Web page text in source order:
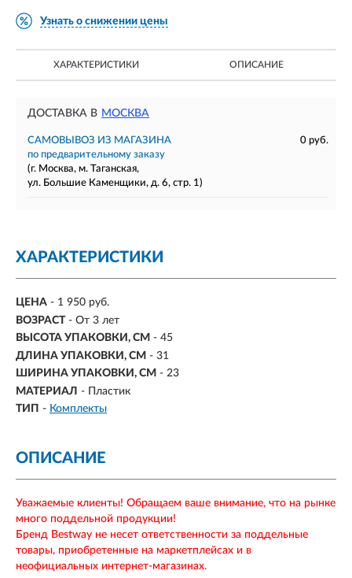
Узнать о снижении цены
ХАРАКТЕРИСТИКИ ОПИСАНИЕ
ДОСТАВКА В МОСКВА
САМОВЫВОЗ ИЗ МАГАЗИНА
0 руб.
по предварительному заказу
(г. Москва, м. Таганская,
ул. Большие Каменщики, д. 6, стр. 1)
ХАРАКТЕРИСТИКИ
ЦЕНА - 1 950 руб.
ВОЗРАСТ - От 3 лет
ВЫСОТА УПАКОВКИ, СМ - 45
ДЛИНА УПАКОВКИ, СМ - 31
ШИРИНА УПАКОВКИ, СМ - 23
МАТЕРИАЛ - Пластик
ТИП - Комплекты
ОПИСАНИЕ
Уважаемые клиенты! Обращаем ваше внимание, что на рынке
много поддельной продукции!
Бренд Bestway не несет ответственности за поддельные
товары, приобретенные на маркетплейсах и в
неофициальных интернет-магазинах.